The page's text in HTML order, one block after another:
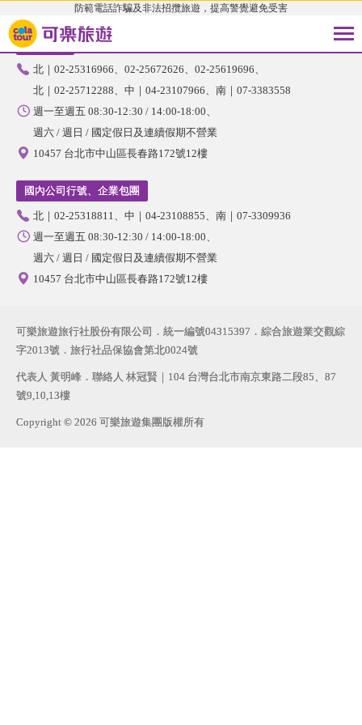
防範電話詐騙及非法招攬旅遊，提高警覺避免受害
國內旅遊
北｜02-25316966 02-25672626
02-25619696
北｜02-25712288
中｜04-23107966
南｜07-3383558
週一至週五 08:30-12:30 / 14:00-18:00
週六 / 週日 / 國定假日及連續假期不營業
10457 台北市中山區長春路172號12樓
國內公司行號、企業包團
北｜02-25318811 中｜04-23108855
南｜07-3309936
週一至週五 08:30-12:30 / 14:00-18:00
週六 / 週日 / 國定假日及連續假期不營業
10457 台北市中山區長春路172號12樓
可樂旅遊旅行社股份有限公司．統一編號04315397．綜合旅遊業交觀綜
字2013號．旅行社品保協會第北0024號
代表人 黃明峰．聯絡人 林冠賢｜104 台灣台北市南京東路二段85、87
號9,10,13樓
Copyright © 2026 可樂旅遊集團版權所有